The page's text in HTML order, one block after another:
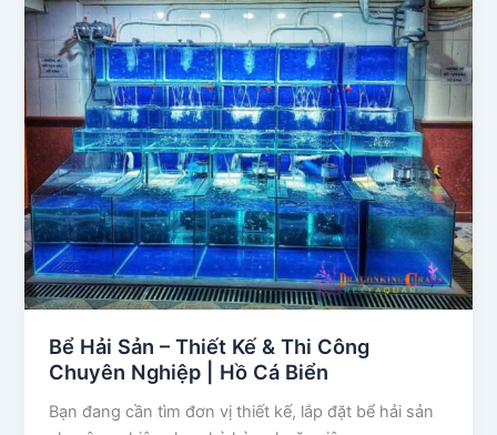
Bể Hải Sản – Thiết Kế & Thi Công
Chuyên Nghiệp | Hồ Cá Biển
Bạn đang cần tìm đơn vị thiết kế, lắp đặt bể hải sản